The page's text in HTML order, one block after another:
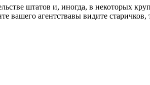
штатов и, иногда, в некоторых
вашего агентствавы видите